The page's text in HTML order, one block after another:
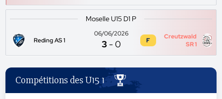
Moselle U15 D1 P
Reding AS 1
06/06/2026
3 -0 F
Creutzwald
SR 1
Compétitions des U15 1